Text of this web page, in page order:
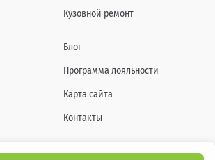
Кузовной ремонт
Блог
Программа лояльности
Карта сайта
Контакты